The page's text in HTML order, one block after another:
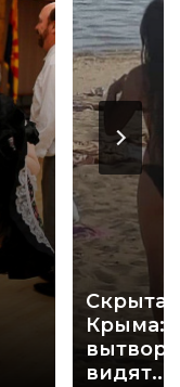
Крыма:
видят...